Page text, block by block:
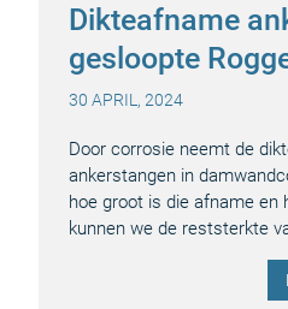
Dikteafname
gesloopte
30 APRIL, 2024
Door corrosie neemt de
ankerstangen in
hoe groot is die afname en
kunnen we de reststerkte